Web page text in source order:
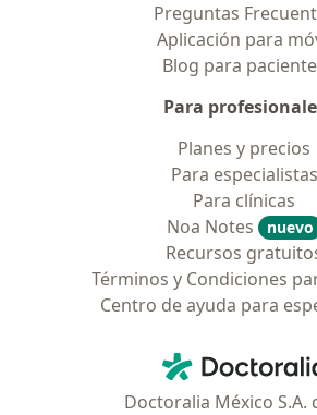
Preguntas
Aplicación para
Blog para
Para
Planes y precios
Para especialistas
Para clínicas
Noa Notes
nuevo
Recursos
Términos y Condiciones
Centro de ayuda para
Doctoralia
Doctoralia México S.A.